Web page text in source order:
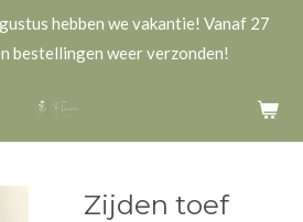
hebben we vakantie! Vanaf 27
bestellingen weer verzonden!
Zijden toef